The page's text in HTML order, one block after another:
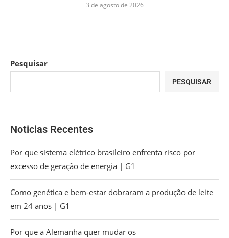
3 de agosto de 2026
Pesquisar
PESQUISAR
Noticias Recentes
Por que sistema elétrico brasileiro enfrenta risco por
excesso de geração de energia | G1
Como genética e bem-estar dobraram a produção de leite
em 24 anos | G1
Por que a Alemanha quer mudar os